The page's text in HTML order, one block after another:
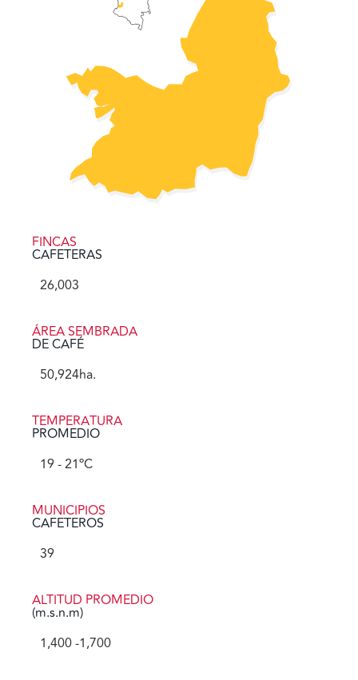
FINCAS
CAFETERAS
26,003
ÁREA SEMBRADA
DE CAFÉ
50,924ha.
TEMPERATURA
PROMEDIO
19 - 21ºC
MUNICIPIOS
CAFETEROS
39
ALTITUD PROMEDIO
(m.s.n.m)
1,400 -1,700